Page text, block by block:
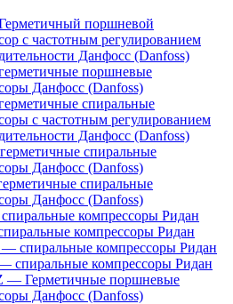
поршневой
с частотным регулированием
Данфосс (Danfoss)
поршневые
Данфосс (Danfoss)
спиральные
с частотным регулированием
Данфосс (Danfoss)
спиральные
Данфосс (Danfoss)
спиральные
Данфосс (Danfoss)
компрессоры Ридан
компрессоры Ридан
спиральные компрессоры Ридан
спиральные компрессоры Ридан
— Герметичные поршневые
Данфосс (Danfoss)